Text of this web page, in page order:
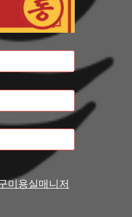
미용실매니저